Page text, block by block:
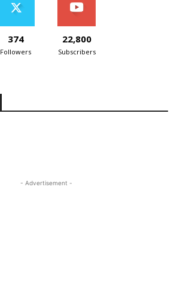
374
Followers
22,800
Subscribers
- Advertisement -